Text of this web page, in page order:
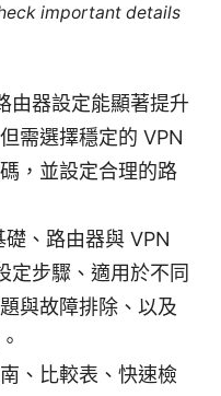
important details
由器設定能顯著提升
需選擇穩定的 VPN
，並設定合理的路
、路由器與 VPN
定步驟、適用於不同
與故障排除、以及
、比較表、快速檢